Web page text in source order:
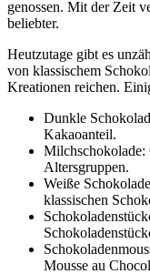
genossen. Mit der Zeit
beliebter.
Heutzutage gibt es
von klassischem
Kreationen reichen.
Dunkle
Kakaoanteil.
Milchschokolade:
Altersgruppen.
Weiße
klassischen
Mousse au